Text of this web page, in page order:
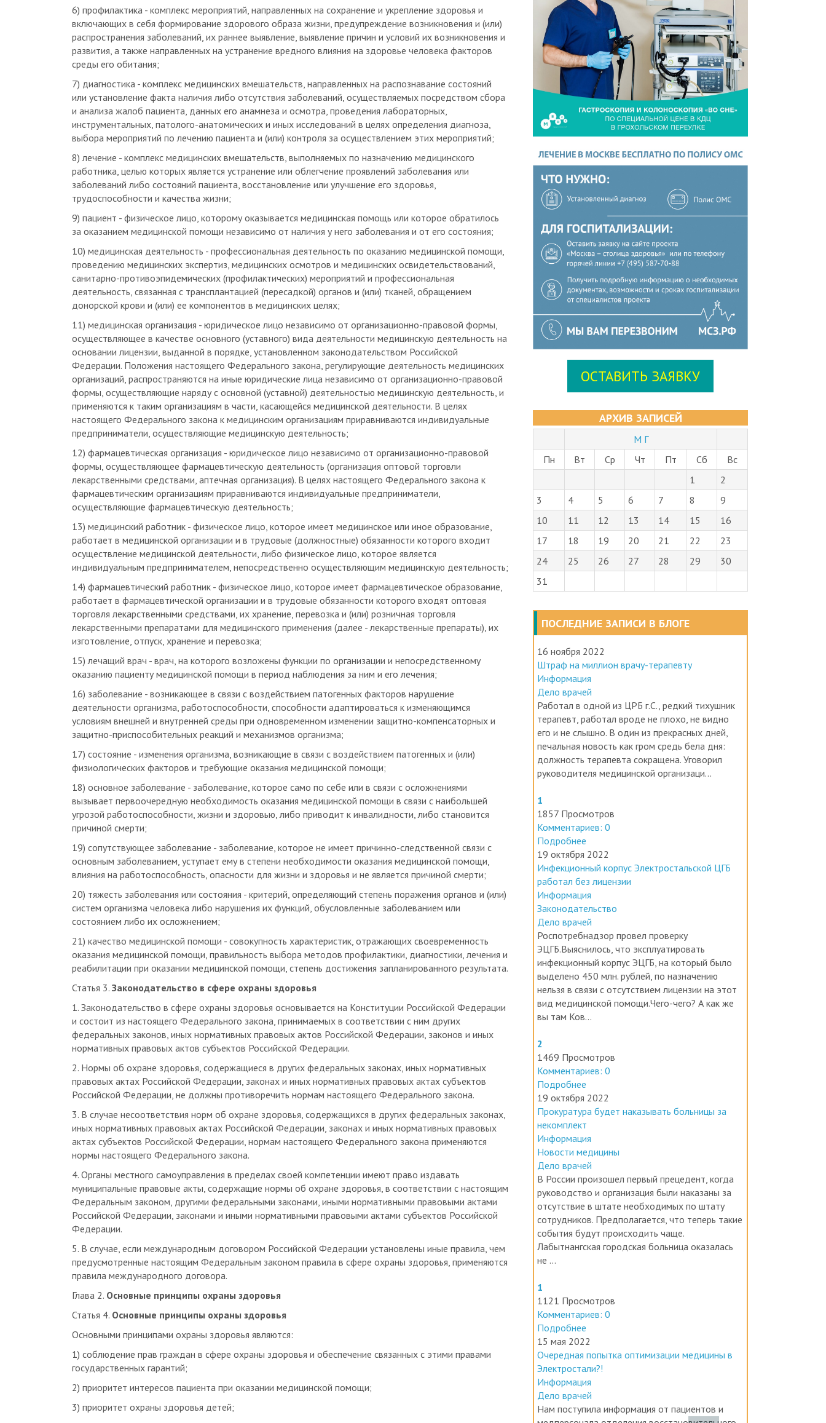
включающих в себя формирование здорового образа жизни, предупреждение возникновения и (или)
распространения заболеваний, их раннее выявление, выявление причин и условий их возникновения и
развития, а также направленных на устранение вредного влияния на здоровье человека факторов
среды его обитания;
7) диагностика - комплекс медицинских вмешательств, направленных на распознавание состояний
или установление факта наличия либо отсутствия заболеваний, осуществляемых посредством сбора
и анализа жалоб пациента, данных его анамнеза и осмотра, проведения лабораторных,
инструментальных, патолого-анатомических и иных исследований в целях определения диагноза,
выбора мероприятий по лечению пациента и (или) контроля за осуществлением этих мероприятий;
8) лечение - комплекс медицинских вмешательств, выполняемых по назначению медицинского
работника, целью которых является устранение или облегчение проявлений заболевания или
заболеваний либо состояний пациента, восстановление или улучшение его здоровья,
трудоспособности и качества жизни;
9) пациент - физическое лицо, которому оказывается медицинская помощь или которое обратилось
за оказанием медицинской помощи независимо от наличия у него заболевания и от его состояния;
10) медицинская деятельность - профессиональная деятельность по оказанию медицинской помощи,
проведению медицинских экспертиз, медицинских осмотров и медицинских освидетельствований,
санитарно-противоэпидемических (профилактических) мероприятий и профессиональная
деятельность, связанная с трансплантацией (пересадкой) органов и (или) тканей, обращением
донорской крови и (или) ее компонентов в медицинских целях;
11) медицинская организация - юридическое лицо независимо от организационно-правовой формы,
осуществляющее в качестве основного (уставного) вида деятельности медицинскую деятельность на
основании лицензии, выданной в порядке, установленном законодательством Российской
Федерации. Положения настоящего Федерального закона, регулирующие деятельность медицинских
организаций, распространяются на иные юридические лица независимо от организационно-правовой
формы, осуществляющие наряду с основной (уставной) деятельностью медицинскую деятельность, и
применяются к таким организациям в части, касающейся медицинской деятельности. В целях
настоящего Федерального закона к медицинским организациям приравниваются индивидуальные
предприниматели, осуществляющие медицинскую деятельность;
12) фармацевтическая организация - юридическое лицо независимо от организационно-правовой
формы, осуществляющее фармацевтическую деятельность (организация оптовой торговли
лекарственными средствами, аптечная организация). В целях настоящего Федерального закона к
фармацевтическим организациям приравниваются индивидуальные предприниматели,
осуществляющие фармацевтическую деятельность;
13) медицинский работник - физическое лицо, которое имеет медицинское или иное образование,
работает в медицинской организации и в трудовые (должностные) обязанности которого входит
осуществление медицинской деятельности, либо физическое лицо, которое является
индивидуальным предпринимателем, непосредственно осуществляющим медицинскую деятельность;
14) фармацевтический работник - физическое лицо, которое имеет фармацевтическое образование,
работает в фармацевтической организации и в трудовые обязанности которого входят оптовая
торговля лекарственными средствами, их хранение, перевозка и (или) розничная торговля
лекарственными препаратами для медицинского применения (далее - лекарственные препараты), их
изготовление, отпуск, хранение и перевозка;
15) лечащий врач - врач, на которого возложены функции по организации и непосредственному
оказанию пациенту медицинской помощи в период наблюдения за ним и его лечения;
16) заболевание - возникающее в связи с воздействием патогенных факторов нарушение
деятельности организма, работоспособности, способности адаптироваться к изменяющимся
условиям внешней и внутренней среды при одновременном изменении защитно-компенсаторных и
защитно-приспособительных реакций и механизмов организма;
17) состояние - изменения организма, возникающие в связи с воздействием патогенных и (или)
физиологических факторов и требующие оказания медицинской помощи;
18) основное заболевание - заболевание, которое само по себе или в связи с осложнениями
вызывает первоочередную необходимость оказания медицинской помощи в связи с наибольшей
угрозой работоспособности, жизни и здоровью, либо приводит к инвалидности, либо становится
причиной смерти;
19) сопутствующее заболевание - заболевание, которое не имеет причинно-следственной связи с
основным заболеванием, уступает ему в степени необходимости оказания медицинской помощи,
влияния на работоспособность, опасности для жизни и здоровья и не является причиной смерти;
20) тяжесть заболевания или состояния - критерий, определяющий степень поражения органов и (или)
систем организма человека либо нарушения их функций, обусловленные заболеванием или
состоянием либо их осложнением;
21) качество медицинской помощи - совокупность характеристик, отражающих своевременность
оказания медицинской помощи, правильность выбора методов профилактики, диагностики, лечения и
реабилитации при оказании медицинской помощи, степень достижения запланированного результата.
Статья 3.Законодательство в сфере охраны здоровья
1. Законодательство в сфере охраны здоровья основывается на Конституции Российской Федерации
и состоит из настоящего Федерального закона, принимаемых в соответствии с ним других
федеральных законов, иных нормативных правовых актов Российской Федерации, законов и иных
нормативных правовых актов субъектов Российской Федерации.
2. Нормы об охране здоровья, содержащиеся в других федеральных законах, иных нормативных
правовых актах Российской Федерации, законах и иных нормативных правовых актах субъектов
Российской Федерации, не должны противоречить нормам настоящего Федерального закона.
3. В случае несоответствия норм об охране здоровья, содержащихся в других федеральных законах,
иных нормативных правовых актах Российской Федерации, законах и иных нормативных правовых
актах субъектов Российской Федерации, нормам настоящего Федерального закона применяются
нормы настоящего Федерального закона.
4. Органы местного самоуправления в пределах своей компетенции имеют право издавать
муниципальные правовые акты, содержащие нормы об охране здоровья, в соответствии с настоящим
Федеральным законом, другими федеральными законами, иными нормативными правовыми актами
Российской Федерации, законами и иными нормативными правовыми актами субъектов Российской
Федерации.
5. В случае, если международным договором Российской Федерации установлены иные правила, чем
предусмотренные настоящим Федеральным законом правила в сфере охраны здоровья, применяются
правила международного договора.
Глава 2. Основные принципы охраны здоровья
Статья 4.Основные принципы охраны здоровья
Основными принципами охраны здоровья являются:
1) соблюдение прав граждан в сфере охраны здоровья и обеспечение связанных с этими правами
государственных гарантий;
2) приоритет интересов пациента при оказании медицинской помощи;
3) приоритет охраны здоровья детей;
4) социальная защищенность граждан в случае утраты здоровья;
ОСТАВИТЬ ЗАЯВКУ
М Г
Пн
Вт Ср Чт Пт Сб
Вс
1
2
3
4 5 6 7 8
9
10
11 12 13 14 15
16
17
18 19 20 21 22
23
24
25 26 27 28 29
30
31
ПОСЛЕДНИЕ ЗАПИСИ В БЛОГЕ
16 ноября 2022
Штраф на миллион врачу-терапевту
Информация
Дело врачей
Работал в одной из ЦРБ г.С., редкий тихушник
терапевт, работал вроде не плохо, не видно
его и не слышно. В один из прекрасных дней,
печальная новость как гром средь бела дня:
должность терапевта сокращена. Уговорил
руководителя медицинской организаци...
1857 Просмотров
Комментариев: 0
Подробнее
19 октября 2022
Инфекционный корпус Электростальской ЦГБ
работал без лицензии
Информация
Законодательство
Дело врачей
Роспотребнадзор провел проверку
ЭЦГБ.Выяснилось, что эксплуатировать
инфекционный корпус ЭЦГБ, на который было
выделено 450 млн. рублей, по назначению
нельзя в связи с отсутствием лицензии на этот
вид медицинской помощи.Чего-чего? А как же
вы там Ков...
1469 Просмотров
Комментариев: 0
Подробнее
19 октября 2022
Прокуратура будет наказывать больницы за
некомплект
Информация
Новости медицины
Дело врачей
В России произошел первый прецедент, когда
руководство и организация были наказаны за
отсутствие в штате необходимых по штату
сотрудников. Предполагается, что теперь такие
события будут происходить чаще.
Лабытнангская городская больница оказалась
не ...
1121 Просмотров
Комментариев: 0
Подробнее
15 мая 2022
Очередная попытка оптимизации медицины в
Электростали?!
Информация
Дело врачей
Нам поступила информация от пациентов и
медперсонала отделения восстановительного